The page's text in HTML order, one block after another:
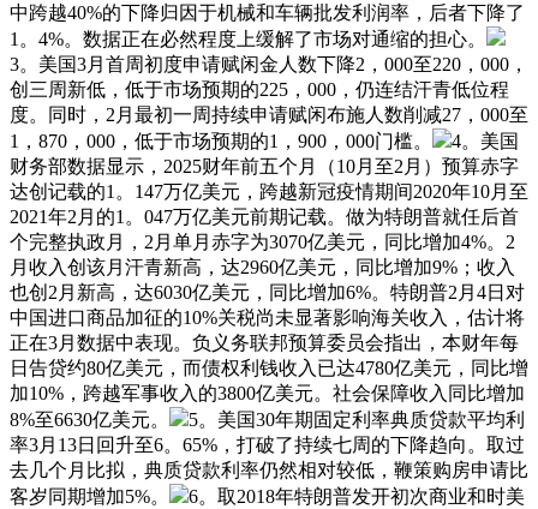
中跨越40%的下降归因于机械和车辆批发利润率，后者下降了
1。4%。数据正在必然程度上缓解了市场对通缩的担心。
3。美国3月首周初度申请赋闲金人数下降2，000至220，000，
创三周新低，低于市场预期的225，000，仍连结汗青低位程
度。同时，2月最初一周持续申请赋闲布施人数削减27，000至
1，870，000，低于市场预期的1，900，000门槛。
4。美国
财务部数据显示，2025财年前五个月（10月至2月）预算赤字
达创记载的1。147万亿美元，跨越新冠疫情期间2020年10月至
2021年2月的1。047万亿美元前期记载。做为特朗普就任后首
个完整执政月，2月单月赤字为3070亿美元，同比增加4%。2
月收入创该月汗青新高，达2960亿美元，同比增加9%；收入
也创2月新高，达6030亿美元，同比增加6%。特朗普2月4日对
中国进口商品加征的10%关税尚未显著影响海关收入，估计将
正在3月数据中表现。负义务联邦预算委员会指出，本财年每
日告贷约80亿美元，而债权利钱收入已达4780亿美元，同比增
加10%，跨越军事收入的3800亿美元。社会保障收入同比增加
8%至6630亿美元。
5。美国30年期固定利率典质贷款平均利
率3月13日回升至6。65%，打破了持续七周的下降趋向。取过
去几个月比拟，典质贷款利率仍然相对较低，鞭策购房申请比
客岁同期增加5%。
6。取2018年特朗普发开初次商业和时美